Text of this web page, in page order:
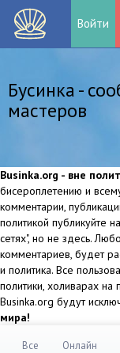
Войти
Бусинка -
мастеров
Businka.org - вне
бисероплетению и
комментарии,
политикой публикуйте
сетях", но не здесь.
комментариев, будет
и политика. Все
политики, холиварах
Businka.org будут
мира!
Все Онлайн